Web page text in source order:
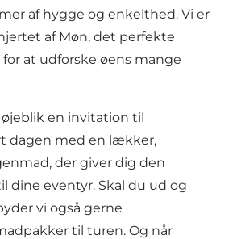
af hygge og enkelthed. Vi er
af Møn, det perfekte
at udforske øens mange
øjeblik en invitation til
dagen med en lækker,
der giver dig den
dine eventyr. Skal du ud og
vi også gerne
til turen. Og når